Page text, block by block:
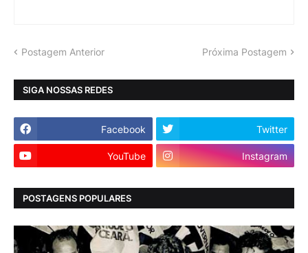
Postagem Anterior Próxima Postagem
SIGA NOSSAS REDES
Facebook Twitter
YouTube Instagram
POSTAGENS POPULARES